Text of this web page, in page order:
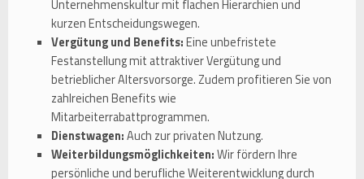
Unternehmenskultur mit flachen Hierarchien und
kurzen Entscheidungswegen.
Vergütung und Benefits:Eine unbefristete
Festanstellung mit attraktiver Vergütung und
betrieblicher Altersvorsorge. Zudem profitieren Sie von
zahlreichen Benefits wie
Mitarbeiterrabattprogrammen.
Dienstwagen:Auch zur privaten Nutzung.
Weiterbildungsmöglichkeiten:Wir fördern Ihre
persönliche und berufliche Weiterentwicklung durch